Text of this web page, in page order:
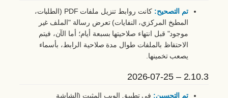
تم التصحيح:
كانت روابط تنزيل ملفات PDF (الطلبات،
المطبخ المركزي، النفايات) تعرض رسالة "الملف غير
موجود" قبل انتهاء صلاحيتها بسبعة أيام؛ أما الآن، فيتم
الاحتفاظ بالملفات طوال مدة صلاحية الرابط، بأسماء
يصعب تخمينها.
2.10.3 – 2026-07-25
تم التحسين: في تطبيق الويب المثبت (الشاشة